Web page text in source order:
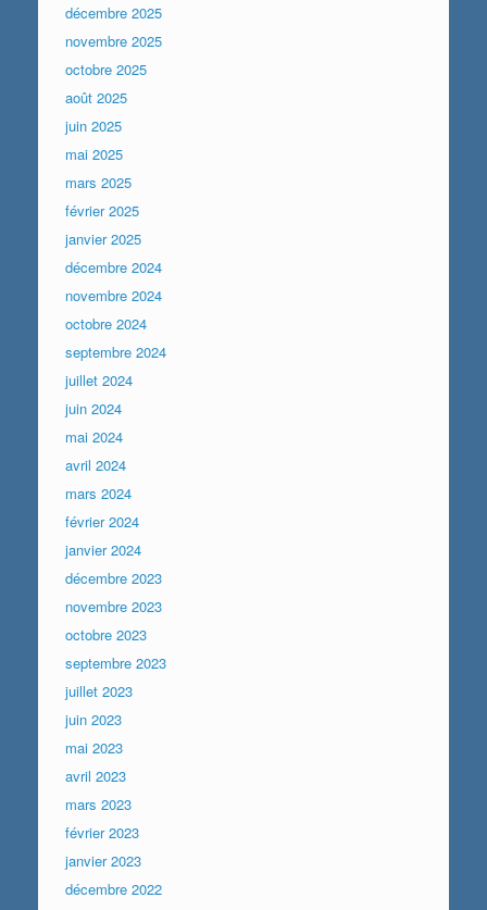
décembre 2025
novembre 2025
octobre 2025
août 2025
juin 2025
mai 2025
mars 2025
février 2025
janvier 2025
décembre 2024
novembre 2024
octobre 2024
septembre 2024
juillet 2024
juin 2024
mai 2024
avril 2024
mars 2024
février 2024
janvier 2024
décembre 2023
novembre 2023
octobre 2023
septembre 2023
juillet 2023
juin 2023
mai 2023
avril 2023
mars 2023
février 2023
janvier 2023
décembre 2022